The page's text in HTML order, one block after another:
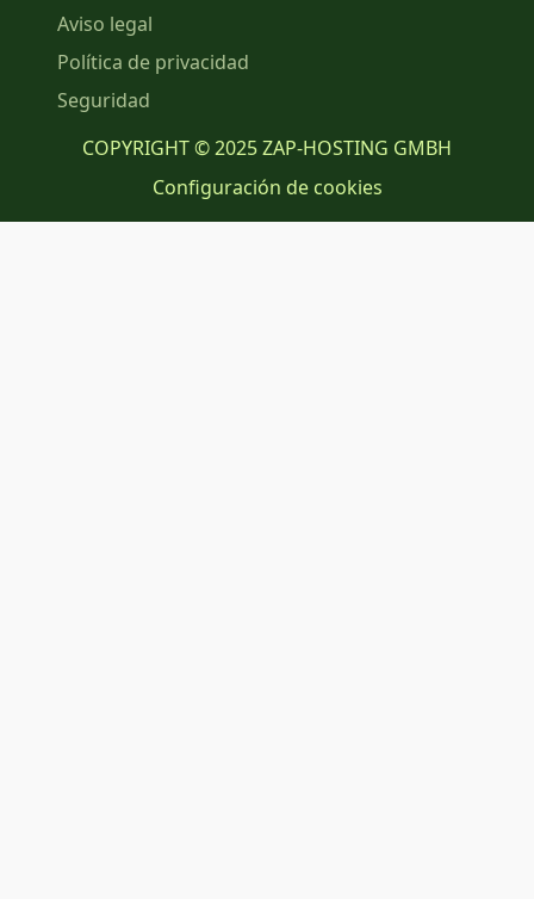
Aviso legal
Política de privacidad
Seguridad
COPYRIGHT © 2025 ZAP-HOSTING GMBH
Configuración de cookies